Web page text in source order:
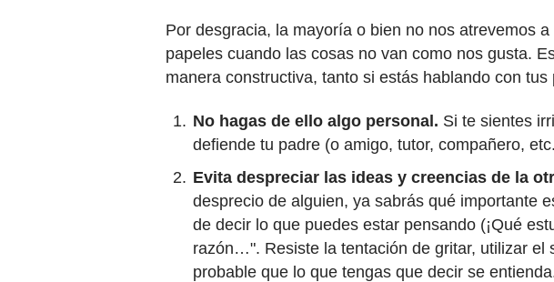
Por desgracia, la mayoría o bien no nos atrevemos
papeles cuando las cosas no van como nos gusta.
manera constructiva, tanto si estás hablando con
No hagas de ello algo personal. Si te sientes
defiende tu padre (o amigo, tutor, compañero,
Evita despreciar las ideas y creencias de la
desprecio de alguien, ya sabrás qué importante
de decir lo que puedes estar pensando (¡Qué
razón…". Resiste la tentación de gritar, utilizar el
probable que lo que tengas que decir se